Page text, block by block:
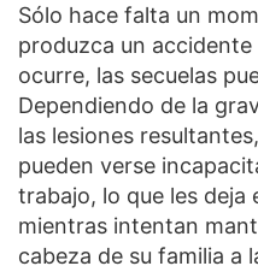
Sólo hace falta un
produzca un
ocurre, las secuelas
Dependiendo de la
las lesiones
pueden verse
trabajo, lo que les deja
mientras intentan
cabeza de su familia a